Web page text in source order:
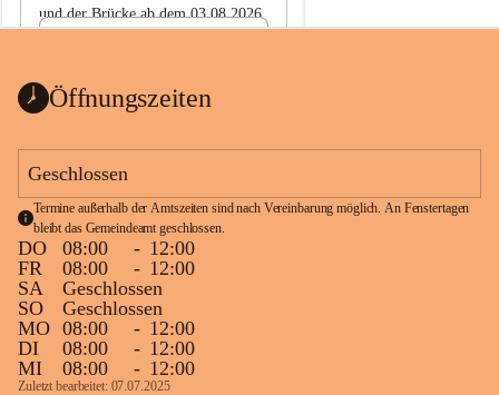
und der Brücke ab dem 03.08.2026
ht
1 Seite•0,1 MB
Öffnungszeiten
Geschlossen
Termine außerhalb der Amtszeiten sind nach Vereinbarung möglich. An Fenstertagen
bleibt das Gemeindeamt geschlossen.
DO 08:00 - 12:00
FR
08:00 - 12:00
SA
Geschlossen
SO
Geschlossen
MO 08:00 - 12:00
DI
08:00 - 12:00
MI
08:00 - 12:00
Zuletzt bearbeitet: 07.07.2025